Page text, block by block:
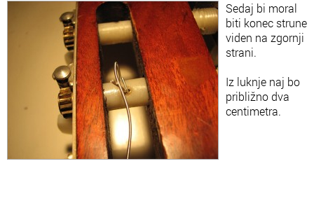
Sedaj bi moral
biti konec strune
viden na zgornji
strani.
Iz luknje naj bo
približno dva
centimetra.